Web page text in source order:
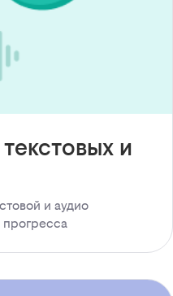
и
и аудио
прогресса